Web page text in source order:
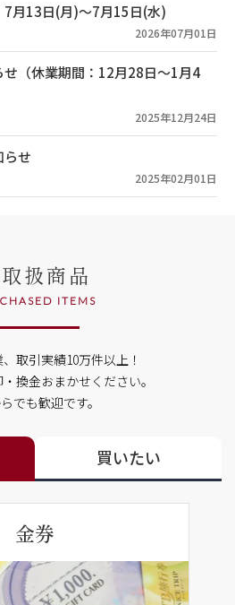
7月13日(月)～7月15日(水)
2026年07月01日
（休業期間：12月28日～1月4
2025年12月24日
らせ
2025年02月01日
扱商品
ITEMS
取引実績10万件以上！
換金おまかせください。
でも歓迎です。
買いたい
金券